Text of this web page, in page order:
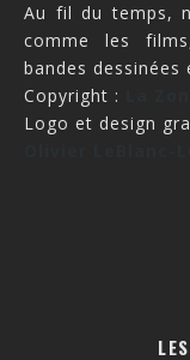
Au fil du temps,
comme les
bandes
Copyright :
Logo et design